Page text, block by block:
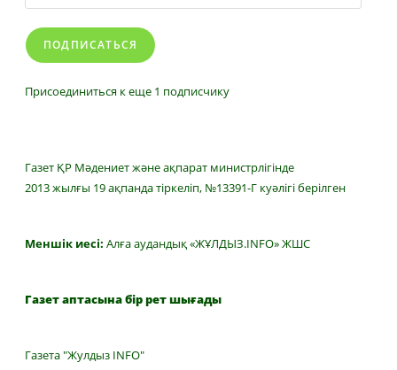
адрес
ПОДПИСАТЬСЯ
Присоединиться к еще 1 подписчику
Газет ҚР Мәдениет және ақпарат министрлігінде
2013 жылғы 19 ақпанда тіркеліп, №13391-Г куәлігі берілген
Меншік иесі: Алға аудандық «ЖҰЛДЫЗ.INFO» ЖШС
Газет аптасына бір рет шығады
Газета "Жулдыз INFO"